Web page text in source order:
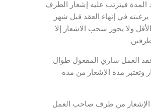
المدة فيترتب عليه إشعار الطرف
برغبته في إنهاء العقد قبل شهر
ولا يجوز سحب الاشعار إلا
العمل ساري المفعول طوال
وتعتبر مدة الإشعار من مدة
الإشعار من طرف صاحب العمل